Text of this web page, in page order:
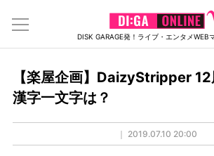
DISK GARAGE発！ライブ・エンタメWEB
【楽屋企画】DaizyStripper
漢字一文字は？
｜ 2019.07.10 20:00